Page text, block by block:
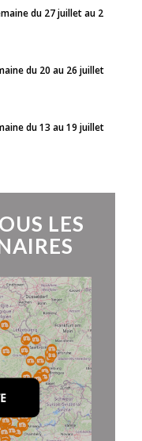
du 27 juillet au 2
du 20 au 26 juillet
du 13 au 19 juillet
LES